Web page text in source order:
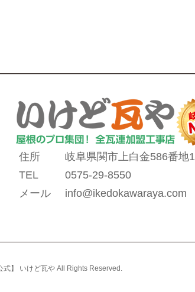
住所
岐阜県関市上白金586番地1
TEL
0575-29-8550
メール
info@ikedokawaraya.com
】 いけど瓦や All Rights Reserved.